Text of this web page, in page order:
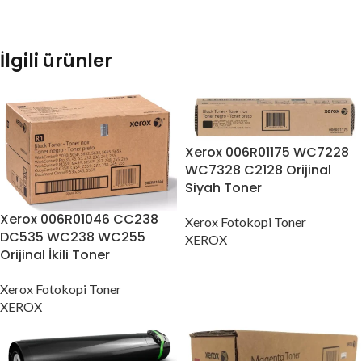
İlgili ürünler
Xerox 006R01046 CC238
DC535 WC238 WC255
Orijinal İkili Toner
Xerox Fotokopi Toner
XEROX
Xerox 006R01175 WC7228
WC7328 C2128 Orijinal
Siyah Toner
Xerox Fotokopi Toner
XEROX